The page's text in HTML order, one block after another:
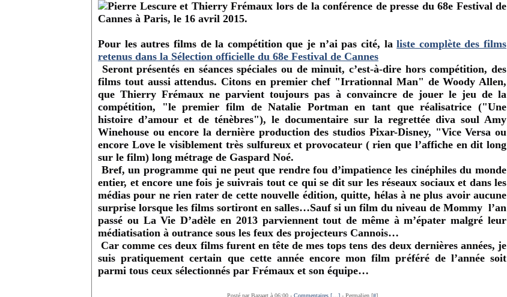
Pour les autres films de la compétition que je n’ai pas cité, laliste complète des films
retenus dans la Sélection officielle du 68e Festival de Cannes
Seront présentés en séances spéciales ou de minuit, c’est-à-dire hors compétition, des
films tout aussi attendus. Citons en premier chef "Irrationnal Man" de Woody Allen,
que Thierry Frémaux ne parvient toujours pas à convaincre de jouer le jeu de la
compétition, "le premier film de Natalie Portman en tant que réalisatrice ("Une
histoire d’amour et de ténèbres"), le documentaire sur la regrettée diva soul Amy
Winehouse ou encore la dernière production des studios Pixar-Disney, "Vice Versa ou
encore Love le visiblement très sulfureux et provocateur ( rien que l’affiche en dit long
sur le film) long métrage de Gaspard Noé.
Bref, un programme qui ne peut que rendre fou d’impatience les cinéphiles du monde
entier, et encore une fois je suivrais tout ce qui se dit sur les réseaux sociaux et dans les
médias pour ne rien rater de cette nouvelle édition, quitte, hélas à ne plus avoir aucune
surprise lorsque les films sortiront en salles…Sauf si un film du niveau de Mommy l’an
passé ou La Vie D’adèle en 2013 parviennent tout de même à m’épater malgré leur
médiatisation à outrance sous les feux des projecteurs Cannois…
Car comme ces deux films furent en tête de mes tops tens des deux dernières années, je
suis pratiquement certain que cette année encore mon film préféré de l’année soit
parmi tous ceux sélectionnés par Frémaux et son équipe…
Posté par Bazaart à 06:00 - Commentaires [… ]- Permalien [#]